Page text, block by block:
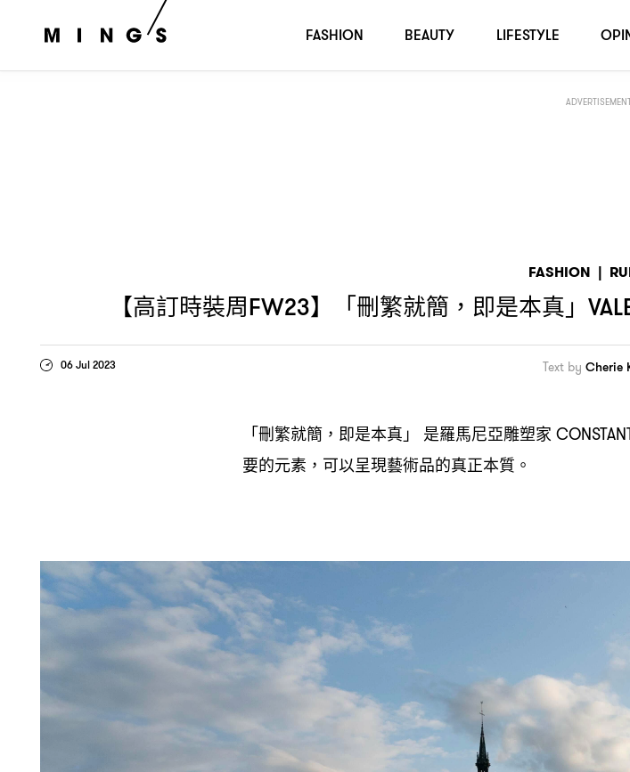
FASHION |
【高訂時裝周FW23】「刪繁就簡 ， 即是本真」
06 Jul 2023 Text by Cherie
「刪繁就簡 ， 即是本真」 是羅馬尼亞雕塑家
要的元素 ， 可以呈現藝術品的真正本質。
FASHION BEAUTY LIFESTYLE
【高訂時裝周FW23 VALENTINO 24